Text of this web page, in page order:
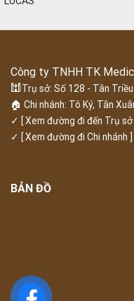
Công ty TNHH TK
🕍 Trụ sở: Số 128 - Tân
🏠 Chi nhánh: Tô Ký, Tân
✓ [ Xem đường đi đến Trụ sở
✓ [ Xem đường đi Chi nhánh ]
BẢN ĐỒ